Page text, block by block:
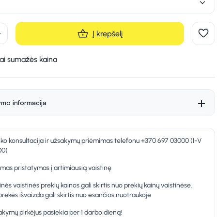
Į krepšelį
sumažės kaina
informacija
konsultacija ir užsakymų priėmimas telefonu +370 697 03000 (I-V
pristatymas į artimiausią vaistinę
vaistinės prekių kainos gali skirtis nuo prekių kainų vaistinėse.
išvaizda gali skirtis nuo esančios nuotraukoje
pirkėjus pasiekia per 1 darbo dieną!